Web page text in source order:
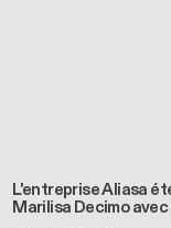
L'entreprise Alias​a
Marilisa Decimo